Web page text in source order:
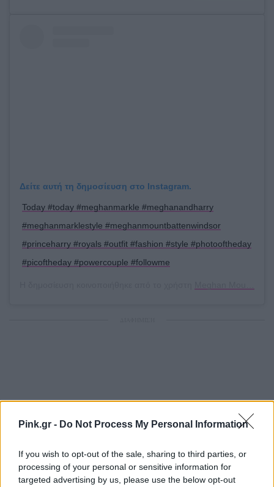
Pink.gr - Do Not Process My Personal Information
If you wish to opt-out of the sale, sharing to third parties, or
processing of your personal or sensitive information for
targeted advertising by us, please use the below opt-out
Δείτε αυτή τη δημοσίευση στο Instagram.
Today #today #meghanmarkle #meghanandharry
#meghanmarklestyle #meghanmountbattenwindsor
#princeharry #royals #outfit #fashion #style #photooftheday
#picoftheday #powercouple #followme